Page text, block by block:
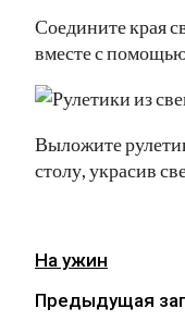
Соедините края
вместе с
Выложите
столу, украсив
На ужин
Предыдущая